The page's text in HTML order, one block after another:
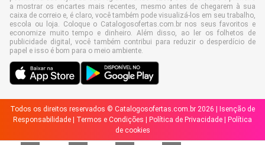
a mostrar os encartes mais recentes, mesmo antes de chegarem à sua
caixa de correio e, é claro, você também pode visualizá-los em seu trabalho,
escola ou loja. Coloque o Catalogosofertas.com.br nos seus favoritos e
economize muito tempo e dinheiro. Além disso, ao ler os folhetos de
publicidade digital, você também contribui para reduzir o desperdício de
papel e isso é bom para o meio ambiente.
Todos os direitos reservados © Catalogosofertas.com.br 2026 |
Isenção de
Responsabilidade
Termos e Condições Política de Privacidade
Política
de cookies